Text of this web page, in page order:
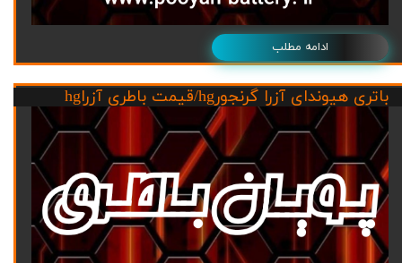
ادامه مطلب
باتری هیوندای آزرا گرنجورhg/قیمت باطری آزراhg